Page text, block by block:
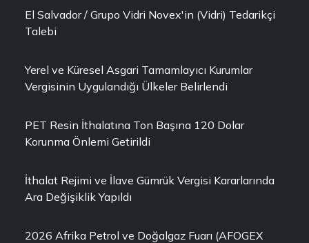
El Salvador / Grupo Vidri Novex'in (Vidri) Tedarikçi
Talebi
Yerel ve Küresel Asgari Tamamlayıcı Kurumlar
Vergisinin Uygulandığı Ülkeler Belirlendi
PET Resin İthalatına Ton Başına 120 Dolar
Korunma Önlemi Getirildi
İthalat Rejimi ve İlave Gümrük Vergisi Kararlarında
Ara Değişiklik Yapıldı
2026 Afrika Petrol ve Doğalgaz Fuarı (AFOGEX